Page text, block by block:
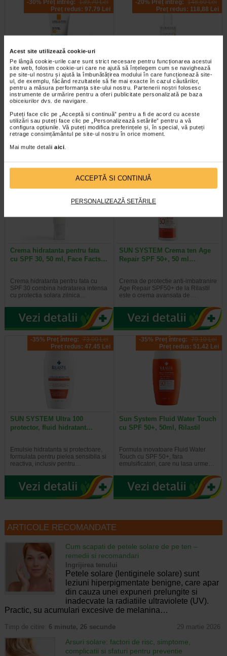
Acest site utilizează cookie-uri
Pe lângă cookie-urile care sunt strict necesare pentru funcționarea acestui
site web, folosim cookie-uri care ne ajută să înțelegem cum se navighează
pe site-ul nostru și ajută la îmbunătățirea modului în care funcționează site-
ul, de exemplu, făcând rezultatele să fie mai exacte în cazul căutărilor,
pentru a măsura performanța site-ului nostru. Partenerii noștri folosesc
instrumente de urmărire pentru a oferi publicitate personalizată pe baza
obiceiurilor dvs. de navigare.
Puteți face clic pe „Acceptă si continuă” pentru a fi de acord cu aceste
utilizări sau puteți face clic pe „Personalizează setările” pentru a vă
configura opțiunile. Vă puteți modifica preferințele și, în special, vă puteți
retrage consimțământul pe site-ul nostru în orice moment.
Mai multe detalii aici.
ACCEPTĂ SI CONTINUĂ
PERSONALIZEAZĂ SETĂRILE
-30% Preț întreg: 139,70 Lei
Preț redus: 97.79 Lei
La Roche Posay ANTHELIOS
UV-MUNE Crema hidratanta…
ANTHELIOS UV MUNE 400
CREMA HIDRATANTA SPF 50+ :
Filtre UVA, protectie solara cu…
-20% Preț întreg: 148,60 Lei
Preț redus: 118,88 Lei
Spray pentru copii Photoderm
Pediatrics, SPF50+, 200 ml…
Photoderm Pediatrics Spray
SPF50+ este rezultatul expertizei
Bioderma in domeniul biologiei…
Preț redus: 31,13 Lei
Crema hidratanta pentru fata
cu SPF 30, 50 ml, Face Facts…
Crema hidratanta pentru fata cu
SPF 30 combina hidratarea intensa
cu protectia solara zilnica…
100.80 Lei
SUN SYSTEM Crema ten Age
Repair SPF 50+, 50 ml…
Crema de protectie anti-imbatranire
Age Repair SPF50+ de la Rilastil
este o crema avansata de…
-35% Preț întreg: 73.00 Lei
Preț redus: 47.45 Lei
SUN SYSTEM Ultra 100
protector, fluid hidratant…
Emulsie hidratanta si protectoare,
formulata pentru pielea sensibila si
reactiva, inclusiv pentru…
-35% Preț întreg: 79.10 Lei
Preț redus: 51.42 Lei
Sun System Fluid Water Touch
cu SPF 50+, 50ml, Rilastil
Formula inovatoare Fluid Water
Touch cu SPF 50+, fara
emulsificatori, care nu lasa urme…
ARTICOLE RECOMANDATE
Cum scapati de petele solare de pe ten –
remedii si recomandari
Ingrijirea tenului
Petele solare (lentiginele solare) sunt
leziuni hiperpigmentate benigne, care apar
din cauza unei expuneri prelungite si
inadecvate la radiatiile ultraviolete (UV).
Practic, su acumulari excesive de melanina…
Timp de citire: 6 minute, 26 secunde 29 martie 2026
Arsuri solare: factori de risc, simptome,
complicatii si sfaturi pentru preventie